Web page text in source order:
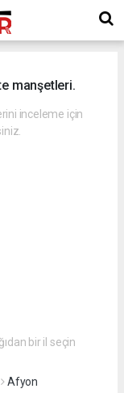
manşetleri.
inceleme için
bir il seçin
Afyon